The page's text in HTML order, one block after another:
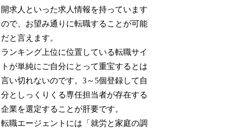
開求人といった求人情報を持っています
ので、お望み通りに転職することが可能
だと言えます。
ランキング上位に位置している転職サイ
トが単純にご自分にとって重宝するとは
言い切れないのです。3～5個登録して自
分としっくりくる専任担当者が存在する
企業を選定することが肝要です。
転職エージェントには「就労と家庭の調